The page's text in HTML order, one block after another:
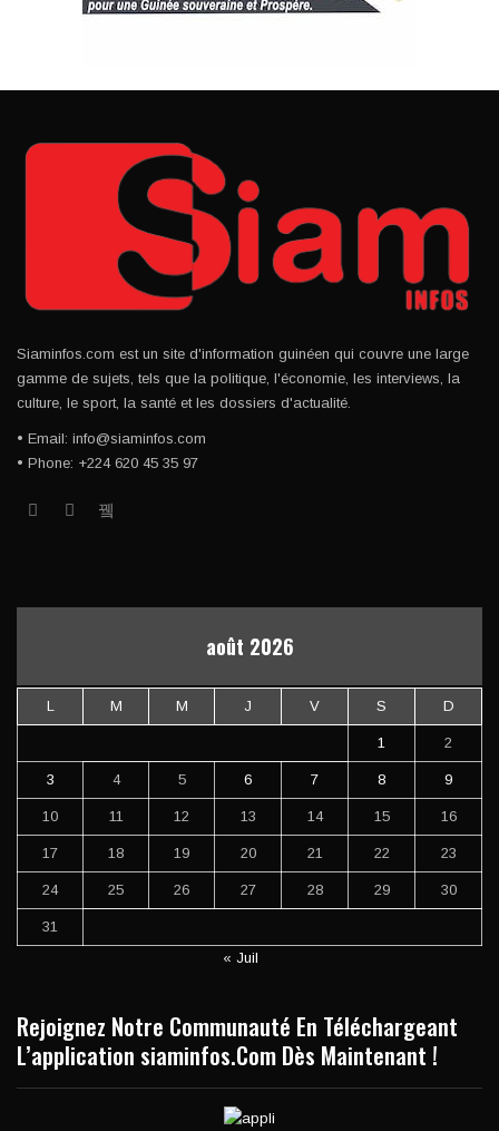
Siaminfos.com est un site d'information guinéen qui couvre une large
gamme de sujets, tels que la politique, l'économie, les interviews, la
culture, le sport, la santé et les dossiers d'actualité.
• Email: info@siaminfos.com
• Phone: +224 620 45 35 97
août 2026
L M M J V S D
1 2
3 4 5 6 7 8 9
10 11 12 13 14 15 16
17 18 19 20 21 22 23
24 25 26 27 28 29 30
31
« Juil
Rejoignez Notre Communauté En Téléchargeant
L’application siaminfos.Com Dès Maintenant !